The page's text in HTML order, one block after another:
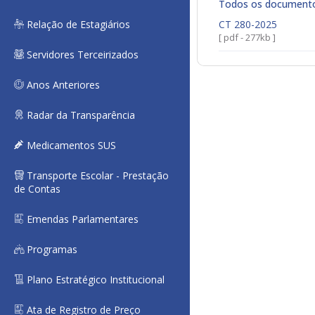
Relação de Estagiários
Servidores Terceirizados
Anos Anteriores
Radar da Transparência
Medicamentos SUS
Transporte Escolar - Prestação
de Contas
Emendas Parlamentares
Programas
Plano Estratégico Institucional
Ata de Registro de Preço
Todos os
CT 280-2025
[ pdf - 277kb ]